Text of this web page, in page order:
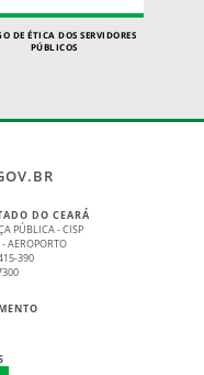
DE ÉTICA DOS SERVIDORES
PÚBLICOS
DO CEARÁ
PÚBLICA - CISP
AEROPORTO
390